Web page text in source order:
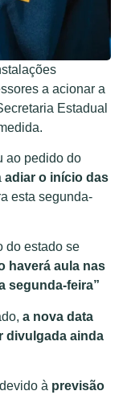
a acionar a
Estadual
ao pedido do
adiar o início das
esta segunda-
do estado se
haverá aula nas
segunda-feira”
a nova data
divulgada ainda
à previsão